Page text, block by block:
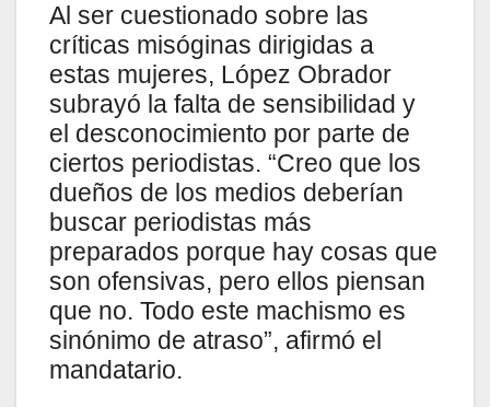
Al ser cuestionado sobre las
críticas misóginas dirigidas a
estas mujeres, López Obrador
subrayó la falta de sensibilidad y
el desconocimiento por parte de
ciertos periodistas. “Creo que los
dueños de los medios deberían
buscar periodistas más
preparados porque hay cosas que
son ofensivas, pero ellos piensan
que no. Todo este machismo es
sinónimo de atraso”, afirmó el
mandatario.